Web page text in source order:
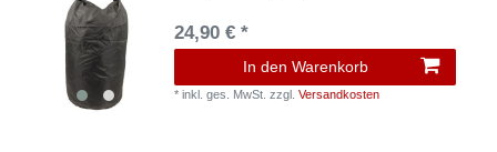
24,90 € *
In den Warenkorb
*inkl. ges. MwSt. zzgl.Versandkosten